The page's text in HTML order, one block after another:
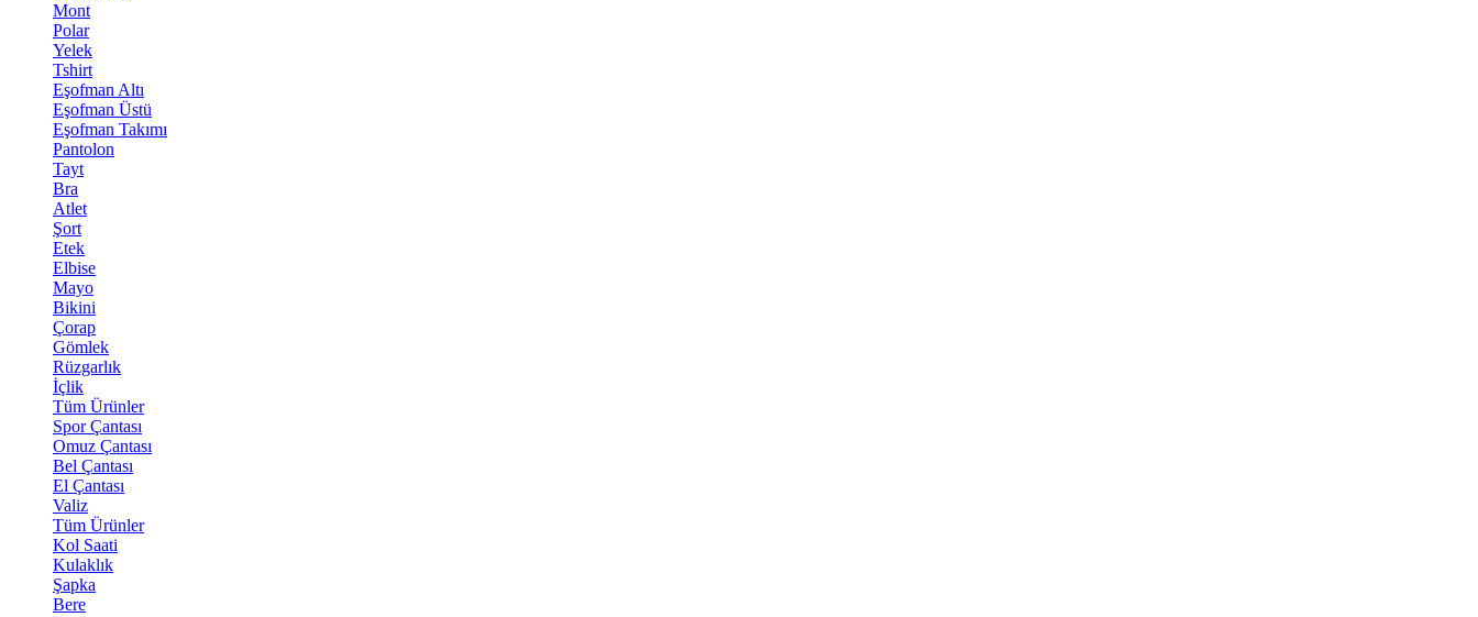
Mont
Polar
Yelek
Tshirt
Eşofman Altı
Eşofman Üstü
Eşofman Takımı
Pantolon
Tayt
Bra
Atlet
Şort
Etek
Elbise
Mayo
Bikini
Çorap
Gömlek
Rüzgarlık
İçlik
Tüm Ürünler
Spor Çantası
Omuz Çantası
Bel Çantası
El Çantası
Valiz
Tüm Ürünler
Kol Saati
Kulaklık
Şapka
Bere